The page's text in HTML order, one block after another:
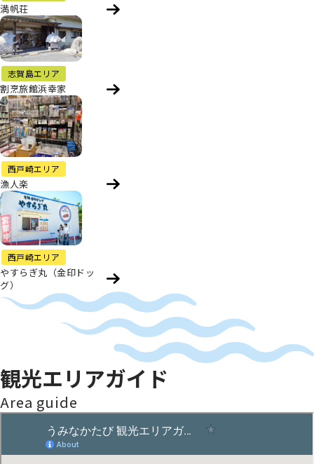
満帆荘
志賀島エリア
割烹旅館浜幸家
西戸崎エリア
漁人楽
西戸崎エリア
やすらぎ丸（金印ドッ
グ）
観光エリアガイド
Area guide